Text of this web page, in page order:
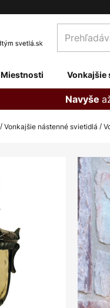
obchod
Miestnosti Vonkajšie
Navyše
Vonkajšie nástenné svietidlá